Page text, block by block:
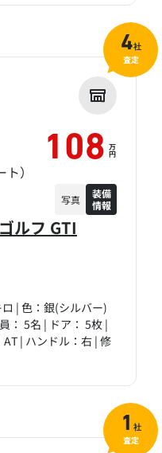
ルフ GTI
| 色：銀(シルバー)
： 5名 | ドア： 5枚 |
| ハンドル：右 | 修
108 万
円
）
写真
装備
情報
4社
査定
1 社
査定